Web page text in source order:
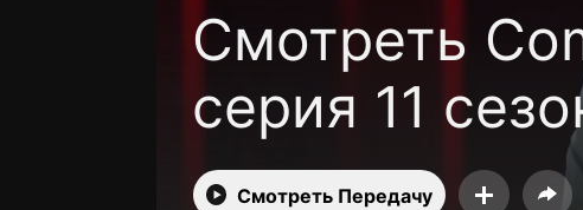
Смотреть
серия 11
Смотреть Передачу